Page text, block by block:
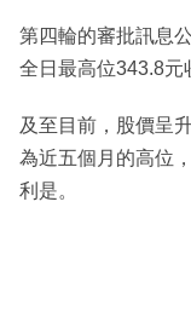
第四輪的審批訊息
全日最高位343.8元
及至目前，股價呈
為近五個月的高位
利是。